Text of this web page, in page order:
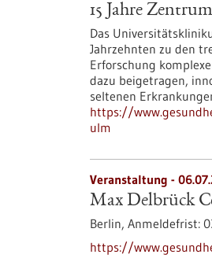
15 Jahre
Das
Jahrzehnten zu den
Erforschung
dazu beigetragen,
seltenen
https://
ulm
Veranstaltung -
Max Delbrück
Berlin, Anmeldefrist:
https://